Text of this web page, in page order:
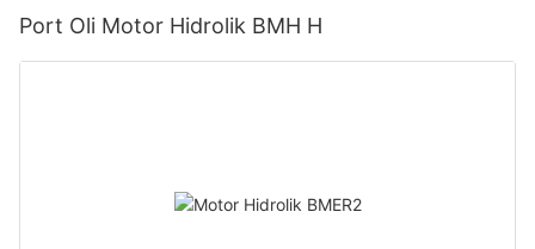
Port Oli Motor Hidrolik BMH H